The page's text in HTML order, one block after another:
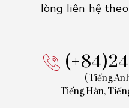
lòng liên hệ
(Tiếng
TiếngHàn,